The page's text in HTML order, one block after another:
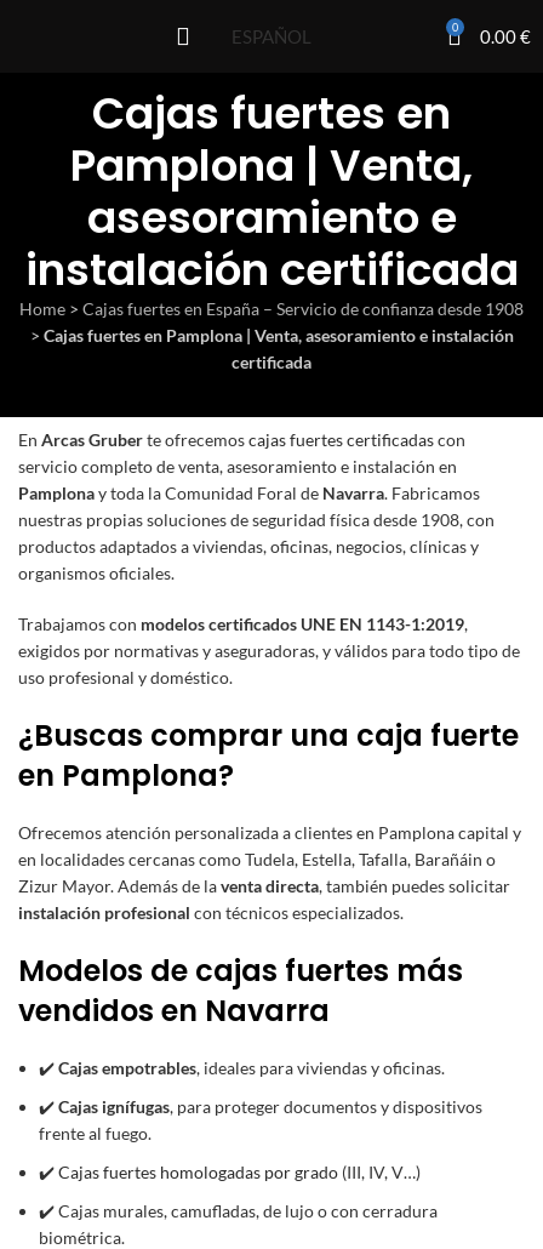
ESPAÑOL 0 0.00€
Cajas fuertes en
Pamplona | Venta,
asesoramiento e
instalación certificada
Home > Cajas fuertes en España – Servicio de confianza desde 1908
> Cajas fuertes en Pamplona | Venta, asesoramiento e instalación
certificada
En Arcas Gruberte ofrecemoscajas fuertes certificadascon
servicio completo de venta, asesoramiento e instalación en
Pamplonay toda la Comunidad Foral de Navarra. Fabricamos
nuestras propias soluciones de seguridad física desde 1908, con
productos adaptados a viviendas, oficinas, negocios, clínicas y
organismos oficiales.
Trabajamos con modelos certificados UNE EN 1143-1:2019,
exigidos por normativas y aseguradoras, y válidos para todo tipo de
uso profesional y doméstico.
¿Buscas comprar una caja fuerte
en Pamplona?
Ofrecemos atención personalizada a clientes en Pamplona capital y
en localidades cercanas como Tudela, Estella, Tafalla, Barañáin o
Zizur Mayor. Además de laventa directa, también puedes solicitar
instalación profesional con técnicos especializados.
Modelos de cajas fuertes más
vendidos en Navarra
✔️Cajas empotrables, ideales para viviendas y oficinas.
✔️Cajas ignífugas, para proteger documentos y dispositivos
frente al fuego.
✔️Cajas fuertes homologadas por grado (III, IV, V…)
✔️ Cajas murales, camufladas, de lujo o con cerradura
biométrica.